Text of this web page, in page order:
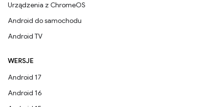
Urządzenia z ChromeOS
Android do samochodu
Android TV
WERSJE
Android 17
Android 16